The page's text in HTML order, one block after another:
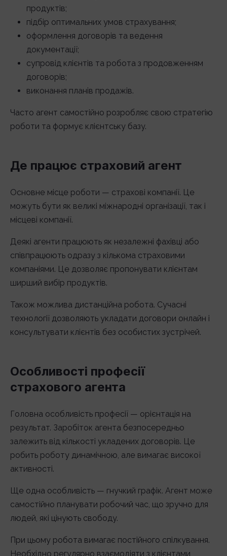
продуктів;
підбір оптимальних умов страхування;
оформлення договорів та ведення
документації;
супровід клієнтів та робота з продовженням
договорів;
виконання планів продажів.
Часто агент самостійно розробляє свою стратегію
роботи та формує клієнтську базу.
Де працює страховий агент
Основне місце роботи — страхові компанії. Це
можуть бути як великі міжнародні організації, так і
місцеві компанії.
Деякі агенти працюють як незалежні фахівці або
співпрацюють одразу з кількома страховими
компаніями. Це дозволяє пропонувати клієнтам
ширший вибір продуктів.
Також можлива дистанційна робота. Сучасні
технології дозволяють укладати договори онлайн і
консультувати клієнтів без особистих зустрічей.
Особливості професії
страхового агента
Головна особливість професії — орієнтація на
результат. Заробіток агента безпосередньо
залежить від кількості укладених договорів. Це
робить роботу динамічною, але вимагає високої
активності.
Ще одна особливість — гнучкий графік. Агент може
самостійно планувати робочий час, що зручно для
людей, які цінують свободу.
При цьому робота вимагає постійного спілкування.
Необхідно регулярно взаємодіяти з клієнтами,